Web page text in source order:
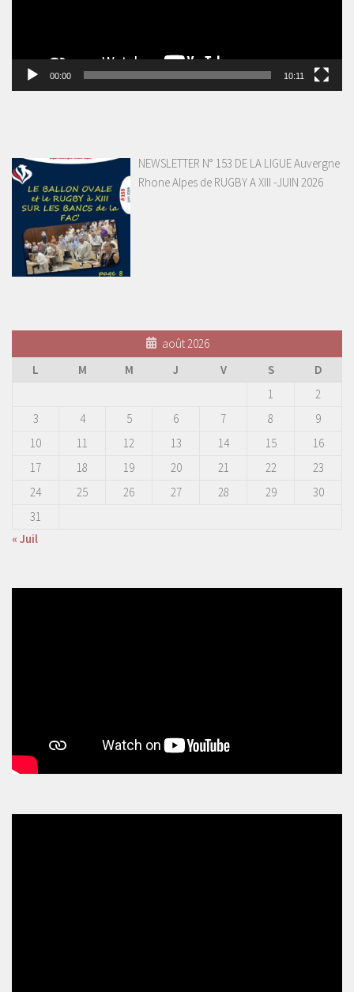
00:00 10:11
NEWSLETTER N° 153 DE LA LIGUE Auvergne
Rhone Alpes de RUGBY A XIII -JUIN 2026
août 2026
L
M M J V S
D
1
2
3
4 5 6 7 8
9
10
11 12 13 14 15
16
17
18 19 20 21 22
23
24
25 26 27 28 29
30
31
« Juil